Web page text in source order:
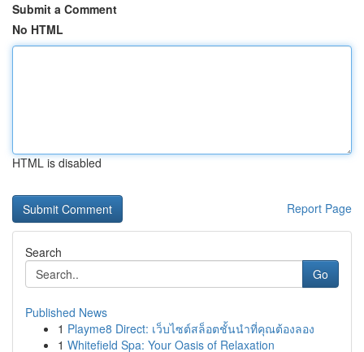
Submit a Comment
No HTML
HTML is disabled
Report Page
Search
Go
Published News
1 Playme8 Direct: เว็บไซต์สล็อตชั้นนำที่คุณต้องลอง
1 Whitefield Spa: Your Oasis of Relaxation